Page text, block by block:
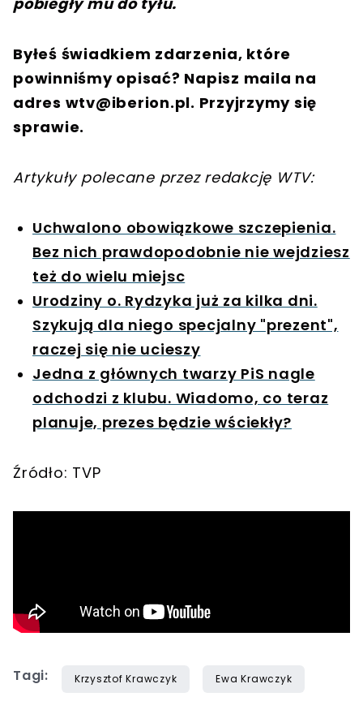
Byłeś świadkiem zdarzenia, które
powinniśmy opisać? Napisz maila na
adres wtv@iberion.pl. Przyjrzymy się
sprawie.
Artykuły polecane przez redakcję WTV:
Uchwalono obowiązkowe szczepienia.
Bez nich prawdopodobnie nie wejdziesz
też do wielu miejsc
Urodziny o. Rydzyka już za kilka dni.
Szykują dla niego specjalny "prezent",
raczej się nie ucieszy
Jedna z głównych twarzy PiS nagle
odchodzi z klubu. Wiadomo, co teraz
planuje, prezes będzie wściekły?
Źródło: TVP
Tagi: Krzysztof Krawczyk Ewa Krawczyk